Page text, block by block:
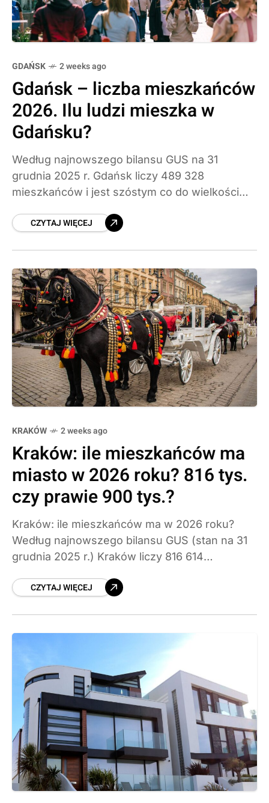
GDAŃSK 2 weeks ago
Gdańsk – liczba mieszkańców
2026. Ilu ludzi mieszka w
Gdańsku?
Według najnowszego bilansu GUS na 31
grudnia 2025 r. Gdańsk liczy 489 328
mieszkańców i jest szóstym co do wielkości
osób –CZYTAJ WIĘCEJ
KRAKÓW 2 weeks ago
Kraków: ile mieszkańców ma
miasto w 2026 roku? 816 tys.
czy prawie 900 tys.?
Kraków: ile mieszkańców ma w 2026 roku?
Według najnowszego bilansu GUS (stan na 31
grudnia 2025 r.) Kraków liczy 816 614
CZYTAJ WIĘCEJ